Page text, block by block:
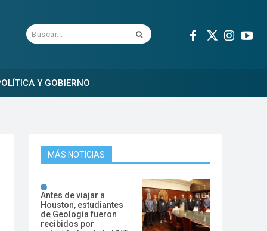
Buscar...
Y GOBIERNO
MÁS NOTICIAS
Antes de viajar a
Houston, estudiantes
de Geología fueron
recibidos por